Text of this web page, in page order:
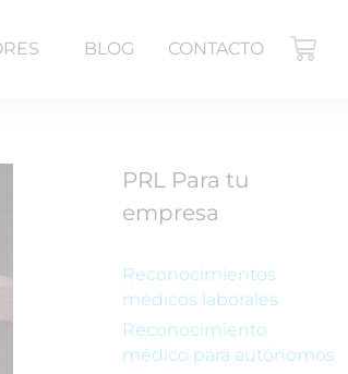
BLOG CONTACTO
PRL Para tu
empresa
Reconocimientos
médicos laborales
Reconocimiento
médico para autónomos